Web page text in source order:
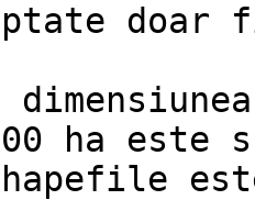
doar
ha este